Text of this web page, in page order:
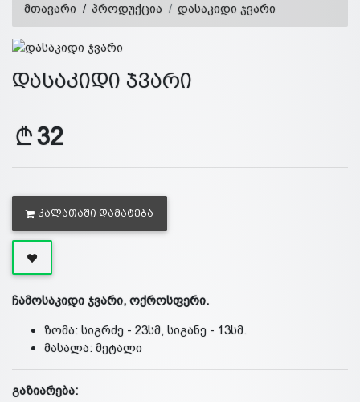
მთავარი პროდუქცია დასაკიდი ჯვარი
დასაკიდი ჯვარი
32
ᲙᲐᲚᲐᲗᲐᲨᲘ ᲓᲐᲛᲐᲢᲔᲑᲐ
ჩამოსაკიდი ჯვარი, ოქროსფერი.
ზომა: სიგრძე - 23სმ, სიგანე - 13სმ.
მასალა: მეტალი
გაზიარება: